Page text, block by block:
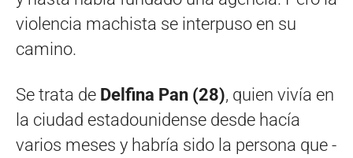
violencia machista se interpuso en su
camino.
Se trata de Delfina Pan (28), quien vivía en
la ciudad estadounidense desde hacía
varios meses y habría sido la persona que -